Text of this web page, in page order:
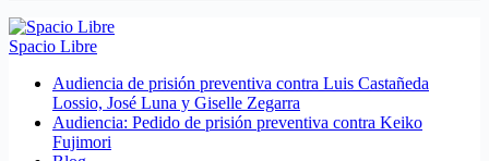
Spacio Libre
Audiencia de prisión preventiva contra Luis Castañeda
Lossio, José Luna y Giselle Zegarra
Audiencia: Pedido de prisión preventiva contra Keiko
Fujimori